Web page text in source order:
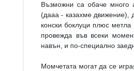
Възможни са обаче много
(дааа - казахме движение),
конски боклуци плюс
провежда във всеки
навън, и по-специално
Момчетата могат да се